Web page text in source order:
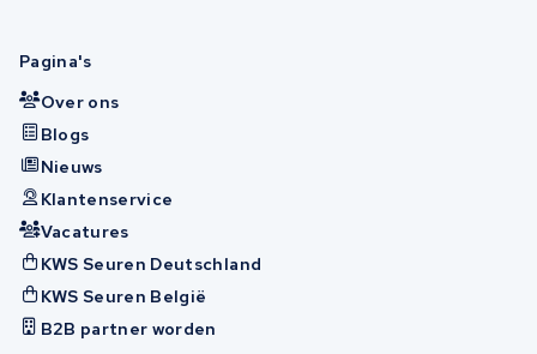
Pagina's
Over ons
Blogs
Nieuws
Klantenservice
Vacatures
KWS Seuren Deutschland
KWS Seuren België
B2B partner worden